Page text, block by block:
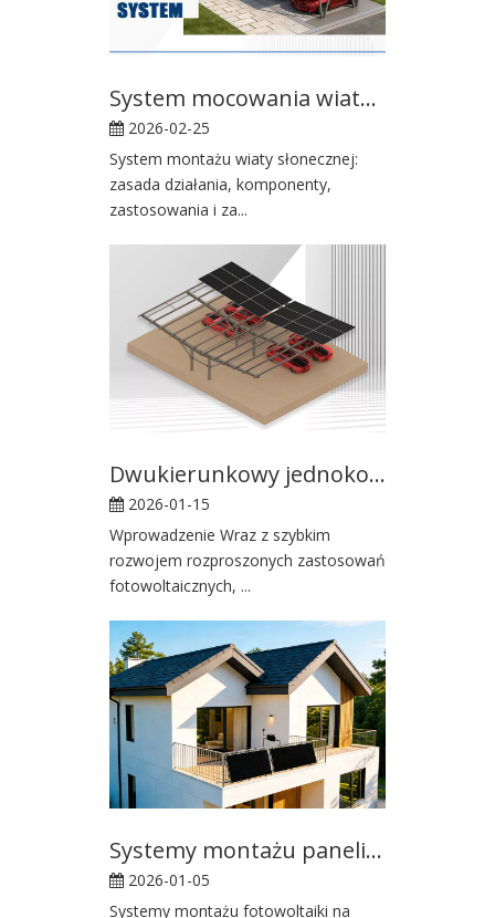
System mocowania wiaty słonecznej: zasada działania, komponenty
2026-02-25
System montażu wiaty słonecznej:
zasada działania, komponenty,
zastosowania i za...
Dwukierunkowy jednokolumnowy system montażu wiaty solarnej
2026-01-15
Wprowadzenie Wraz z szybkim
rozwojem rozproszonych zastosowań
fotowoltaicznych, ...
Systemy montażu paneli słonecznych na balkonach
2026-01-05
Systemy montażu fotowoltaiki na